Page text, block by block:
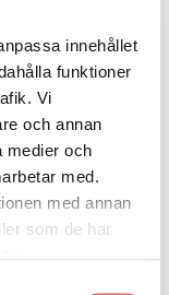
innehållet
funktioner
Vi
och annan
medier och
med.
med annan
som de har